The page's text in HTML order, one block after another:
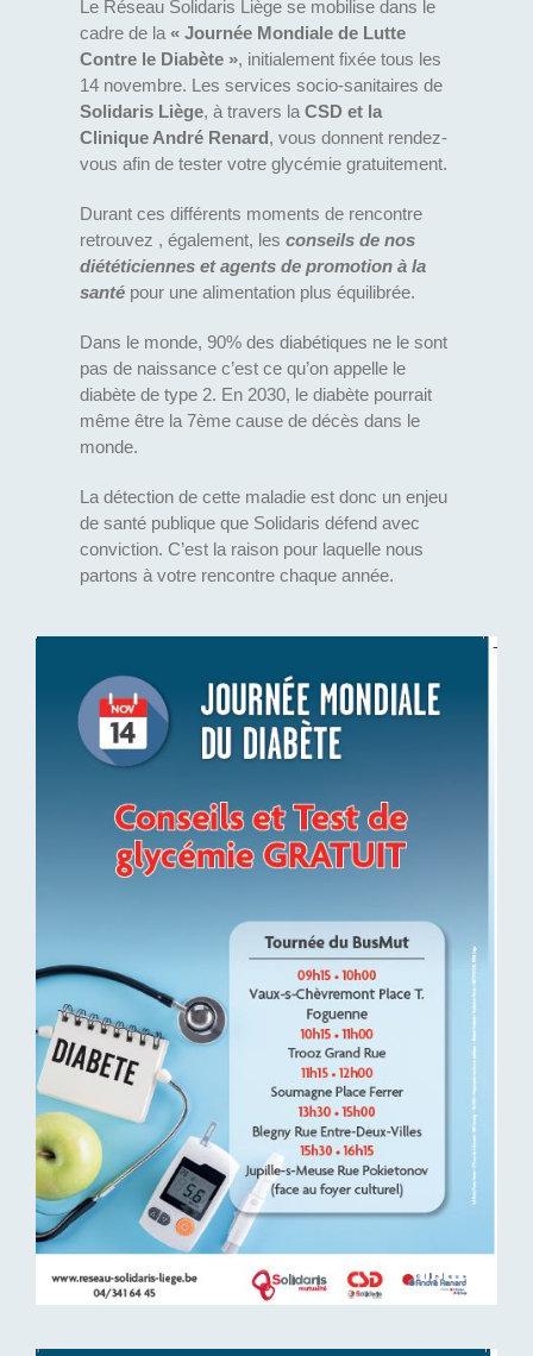
Le Réseau Solidaris Liège se mobilise dans le
cadre de la « Journée Mondiale de Lutte
Contre le Diabète », initialement fixée tous les
14 novembre. Les services socio-sanitaires de
Solidaris Liège, à travers laCSD et la
Clinique André Renard, vous donnent rendez-
vous afin de tester votre glycémie gratuitement.
Durant ces différents moments de rencontre
retrouvez , également, les conseils de nos
diététiciennes et agents de promotion à la
santépour une alimentation plus équilibrée.
Dans le monde, 90% des diabétiques ne le sont
pas de naissance c’est ce qu’on appelle le
diabète de type 2. En 2030, le diabète pourrait
même être la 7ème cause de décès dans le
monde.
La détection de cette maladie est donc un enjeu
de santé publique que Solidaris défend avec
conviction. C’est la raison pour laquelle nous
partons à votre rencontre chaque année.